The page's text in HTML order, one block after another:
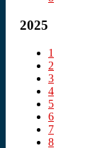
2025
1
2
3
4
5
6
7
8